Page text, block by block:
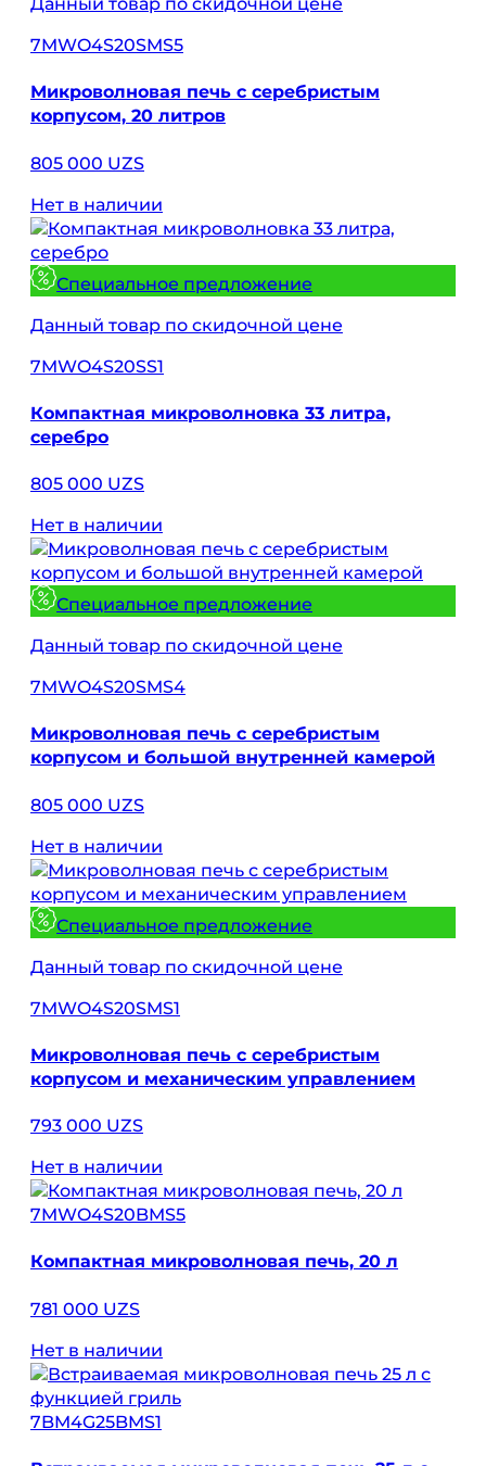
7MWO4S20SMS5
Микроволновая печь с серебристым
корпусом, 20 литров
805 000 UZS
Нет в наличии
Специальное предложение
Данный товар по скидочной цене
7MWO4S20SS1
Компактная микроволновка 33 литра,
серебро
805 000 UZS
Нет в наличии
Специальное предложение
Данный товар по скидочной цене
7MWO4S20SMS4
Микроволновая печь с серебристым
корпусом и большой внутренней камерой
805 000 UZS
Нет в наличии
Специальное предложение
Данный товар по скидочной цене
7MWO4S20SMS1
Микроволновая печь с серебристым
корпусом и механическим управлением
793 000 UZS
Нет в наличии
7MWO4S20BMS5
Компактная микроволновая печь, 20 л
781 000 UZS
Нет в наличии
7BM4G25BMS1